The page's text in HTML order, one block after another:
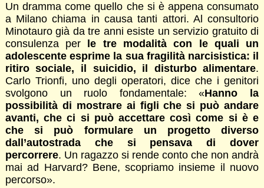
Un dramma come quello che si è appena consumato
a Milano chiama in causa tanti attori. Al consultorio
Minotauro già da tre anni esiste un servizio gratuito di
consulenza per
le tre modalità con le quali un
adolescente esprime la sua fragilità narcisistica: il
ritiro sociale, il suicidio, il disturbo alimentare.
Carlo Trionfi, uno degli operatori, dice che i genitori
svolgono un ruolo fondamentale: «Hanno la
possibilità di mostrare ai figli che si può andare
avanti, che ci si può accettare così come si è e
che si può formulare un progetto diverso
dall’autostrada che si pensava di dover
percorrere. Un ragazzo si rende conto che non andrà
mai ad Harvard? Bene, scopriamo insieme il nuovo
percorso».